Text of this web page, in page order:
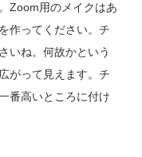
Zoom用のメイクはあ
作ってください。チ
いね。何故かという
がって見えます。チ
番高いところに付け